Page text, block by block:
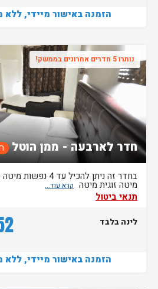
הזמנה באישור מיידי,
נותרו 5 חדרים אחרונים בממשק!
חדר לארבעה - ממן הוטל
מיטה זוגית מיטה
תנאי ביטול
לינה בלבד
הזמנה באישור מיידי,